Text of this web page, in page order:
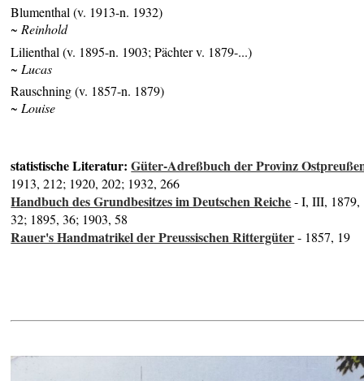
Blumenthal (v. 1913-n. 1932)
~ Reinhold
Lilienthal (v. 1895-n. 1903; Pächter v. 1879-...)
~ Lucas
Rauschning (v. 1857-n. 1879)
~ Louise
statistische Literatur:Güter-Adreßbuch der Provinz
1913, 212; 1920, 202; 1932, 266
Handbuch des Grundbesitzes im Deutschen Reiche- I, III, 1879,
32; 1895, 36; 1903, 58
Rauer's Handmatrikel der Preussischen Rittergüter- 1857, 19